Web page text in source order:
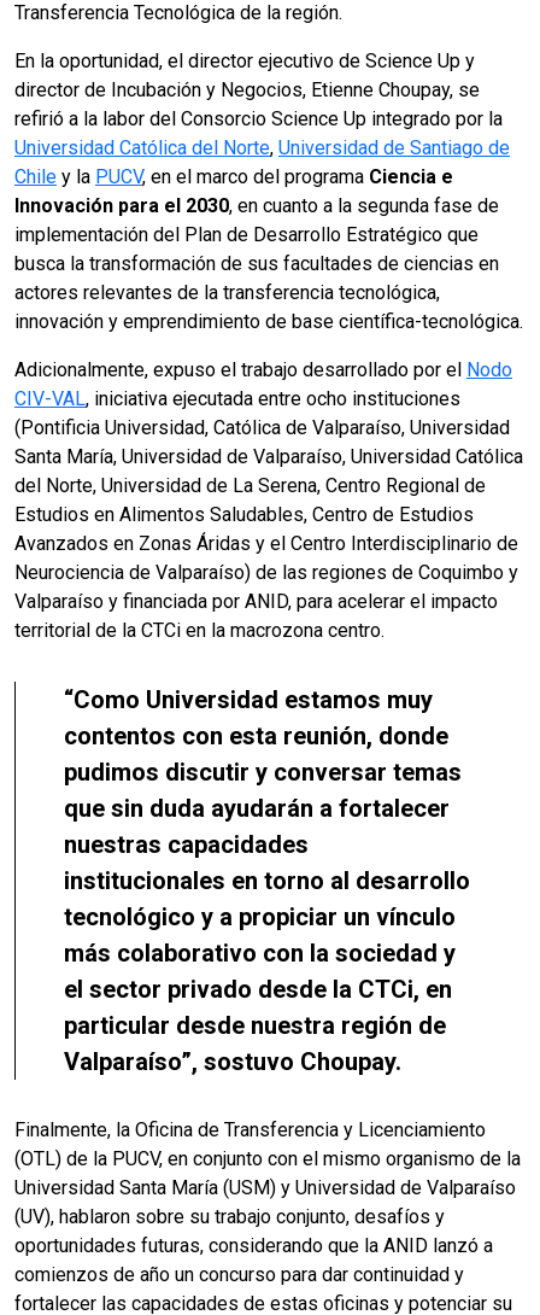
Transferencia Tecnológica de la región.
En la oportunidad, el director ejecutivo de Science Up y
director de Incubación y Negocios, Etienne Choupay, se
refirió a la labor del Consorcio Science Up integrado por la
Universidad Católica del Norte, Universidad de Santiago de
Chile y la PUCV, en el marco del programa Ciencia e
Innovación para el 2030, en cuanto a la segunda fase de
implementación del Plan de Desarrollo Estratégico que
busca la transformación de sus facultades de ciencias en
actores relevantes de la transferencia tecnológica,
innovación y emprendimiento de base científica-tecnológica.
Adicionalmente, expuso el trabajo desarrollado por el Nodo
CIV-VAL, iniciativa ejecutada entre ocho instituciones
(Pontificia Universidad, Católica de Valparaíso, Universidad
Santa María, Universidad de Valparaíso, Universidad Católica
del Norte, Universidad de La Serena, Centro Regional de
Estudios en Alimentos Saludables, Centro de Estudios
Avanzados en Zonas Áridas y el Centro Interdisciplinario de
Neurociencia de Valparaíso) de las regiones de Coquimbo y
Valparaíso y financiada por ANID, para acelerar el impacto
territorial de la CTCi en la macrozona centro.
“Como Universidad estamos muy
contentos con esta reunión, donde
pudimos discutir y conversar temas
que sin duda ayudarán a fortalecer
nuestras capacidades
institucionales en torno al desarrollo
tecnológico y a propiciar un vínculo
más colaborativo con la sociedad y
el sector privado desde la CTCi, en
particular desde nuestra región de
Valparaíso”, sostuvo Choupay.
Finalmente, la Oficina de Transferencia y Licenciamiento
(OTL) de la PUCV, en conjunto con el mismo organismo de la
Universidad Santa María (USM) y Universidad de Valparaíso
(UV), hablaron sobre su trabajo conjunto, desafíos y
oportunidades futuras, considerando que la ANID lanzó a
comienzos de año un concurso para dar continuidad y
fortalecer las capacidades de estas oficinas y potenciar su